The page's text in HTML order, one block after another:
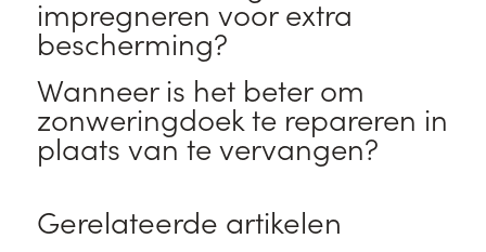
impregneren voor extra
bescherming?
Wanneer is het beter om
zonweringdoek te repareren in
plaats van te vervangen?
Gerelateerde artikelen